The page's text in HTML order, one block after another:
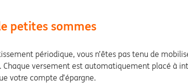
petites sommes
périodique, vous n’êtes pas tenu de
Chaque versement est automatiquement placé à
votre compte d’épargne.